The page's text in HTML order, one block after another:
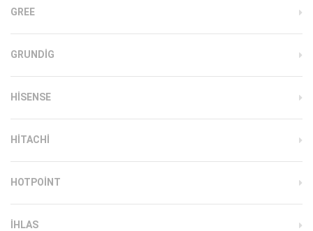
GREE
GRUNDIG
HISENSE
HITACHI
HOTPOINT
IHLAS